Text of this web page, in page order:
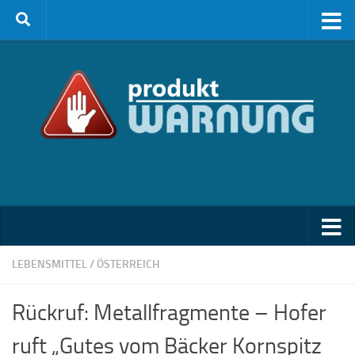
Zum Inhalt springen
LEBENSMITTEL/ÖSTERREICH
Rückruf: Metallfragmente – Hofer
ruft „Gutes vom Bäcker Kornspitz